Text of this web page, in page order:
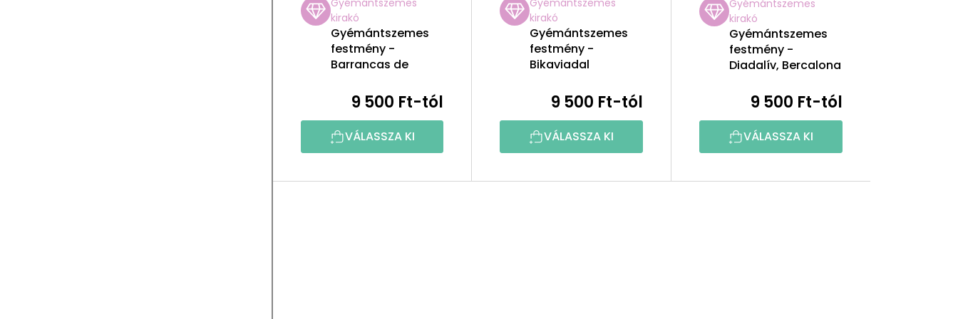
kirakó
Gyémántszemes
festmény -
Barrancas de
9 500 Ft-tól
VÁLASSZA KI
kirakó
Gyémántszemes
festmény -
Bikaviadal
9 500 Ft-tól
VÁLASSZA KI
Gyémántszemes
kirakó
Gyémántszemes
festmény -
Diadalív, Bercalona
9 500 Ft-tól
VÁLASSZA KI